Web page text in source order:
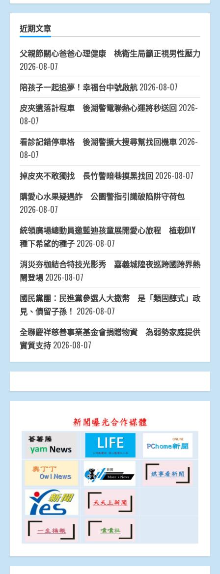
近期文章
父親節關心爸爸心理健康 桃衛生局籲正視男性壓力
2026-08-07
陪孩子一起追夢！幸福台中號啟航 2026-08-07
皮夾遺落計程車 後湖警電聯熱心運將秒送回 2026-
08-07
看診記錯停車格 後湖警擴大搜尋幫找回機車 2026-
08-07
掉皮夾不敢獨找 長竹警暗巷摸黑找回 2026-08-07
購愛心水果疑遇詐 公園警指引識破陷阱守荷包
2026-08-07
統領廣場總動員邀藍迪孩童展開愛心旅程 植栽DIY
種下希望的種子 2026-08-07
消災夯枷結合特技光影秀 嘉義城隍夜巡跨國跨界熱
鬧登場 2026-08-07
國民黨團：民進黨參選人大撒幣 是「類固醇式」政
見、債留子孫！ 2026-08-07
全聯慶祥慈善事業基金會捐贈物資 為弱勢家庭提供
實質支持 2026-08-07